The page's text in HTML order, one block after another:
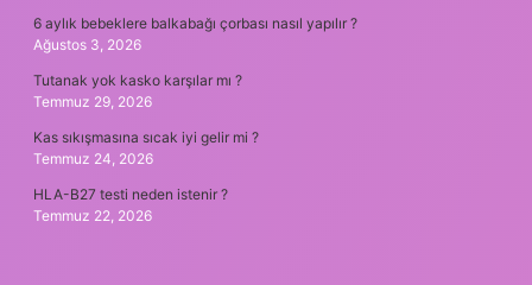
6 aylık bebeklere balkabağı çorbası nasıl yapılır ?
Ağustos 3, 2026
Tutanak yok kasko karşılar mı ?
Temmuz 29, 2026
Kas sıkışmasına sıcak iyi gelir mi ?
Temmuz 24, 2026
HLA-B27 testi neden istenir ?
Temmuz 22, 2026